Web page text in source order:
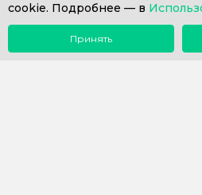
cookie. Подробнее — в
Принять